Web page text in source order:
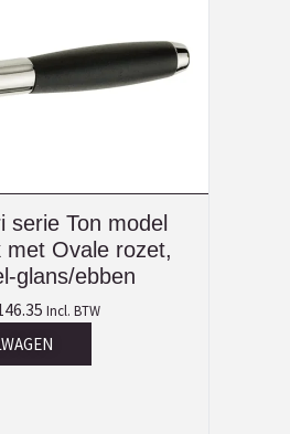
serie Ton model
met Ovale rozet,
glans/ebben
Incl. BTW